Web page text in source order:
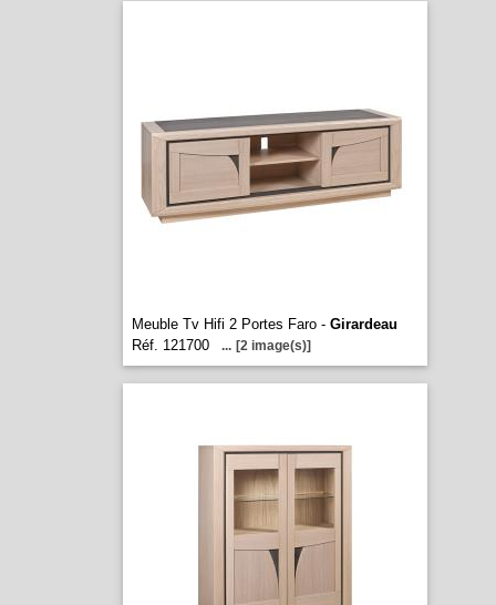
Meuble Tv Hifi 2 Portes Faro - Girardeau
Réf. 121700
... [2 image(s)]